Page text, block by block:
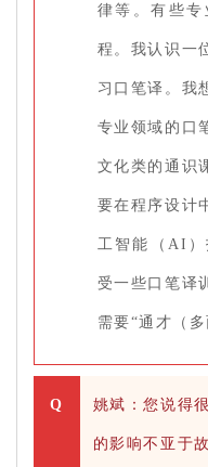
律等。有些
程。我认识一
习口笔译。我
专业领域的口
文化类的通识
要在程序设计
工智能（AI
受一些口笔译
需要“通才（多
Q 姚斌：您说得
的影响不亚于